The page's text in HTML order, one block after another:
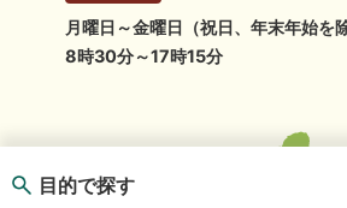
目的で探す
月曜日～金曜日（祝日、年末年始を
8時30分～17時15分